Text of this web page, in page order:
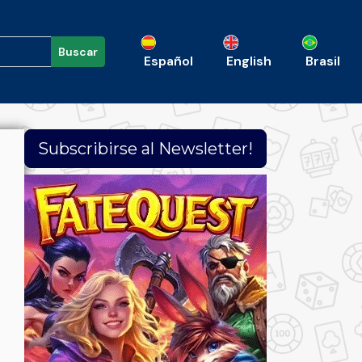
Buscar
Español English Brasil
Subscribirse al Newsletter!